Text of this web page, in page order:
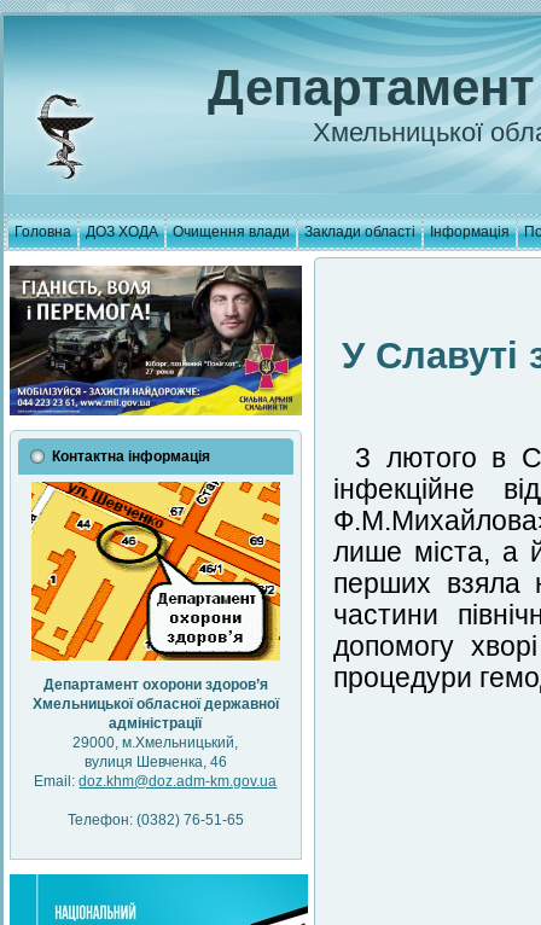
Хмельницької
Головна ДОЗ ХОДА Очищення влади Заклади області Інформація
Контактна інформація
Департамент охорони здоров’я
Хмельницької обласної державної
адміністрації
29000, м.Хмельницький,
вулиця Шевченка, 46
Email:doz.khm@doz.adm-km.gov.ua
Телефон: (0382) 76-51-65
У Славуті
3 лютого в
інфекційне
лише міста, а
перших взяла
частини
допомогу
процедури